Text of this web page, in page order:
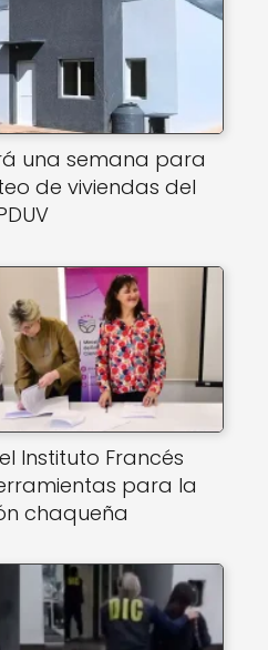
una semana para
de viviendas del
Instituto Francés
para la
chaqueña